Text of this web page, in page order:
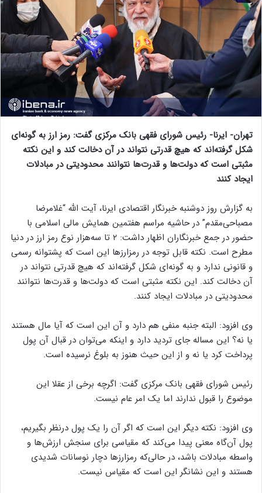
تهران- ایرنا- رئیس شورای فقهی بانک مرکزی گفت: رمز ارز به گونه‌ای
شکل گرفته‌اند که هیچ قدرتی نتواند در آن دخالت کند و این نکته
مثبتی است که دولت‌ها و قدرت‌ها نتوانند محدودیتی در مبادلات
ایجاد کنند
به گزارش روز دوشنبه خبرنگار اقتصادی ایرنا، آیت الله “غلامرضا
مصباحی‌مقدم” در حاشیه مراسم هفتمین همایش مالی اسلامی با
حضور در جمع خبرنگاران اظهار داشت: ۲ تا سه‌هزار نوع رمز ارز در دنیا
مطرح است. نکته قابل توجه در رمزارزها این است که پشتوانه رسمی
و قانونی ندارد و به گونه‌ای شکل گرفته‌اند که هیچ قدرتی نتواند در
آن دخالت کند. این نکته مثبتی است که دولت‌ها و قدرت‌ها نتوانند
محدودیتی در مبادلات ایجاد کنند.
وی افزود: البته جنبه منفی هم دارد و آن این است که آیا مال هستند
یا نه؟ این مساله جای تردید دارد و اینکه می‌توان در قبال آن پول
پرداخت کرد یا نه و از این حیث هنوز به بلوغ نرسیده است.
رئیس شورای فقهی بانک مرکزی گفت: اگرچه برخی از عقلا این
موضوع را قبول ندارند اما یک امر عام نیست.
وی افزود: نکته دیگر این است که اگر آن را یک پول درنظر بگیریم،
پول آن‌گاه معنی پیدا می‌کند که مقیاسی برای سنجش ارزش‌ها و
واسطه مبادلات باشد، در حالی‌که رمزارزها دچار نوسانات شدیدی
هستند و این نشانگر این است که مقیاس نیست.